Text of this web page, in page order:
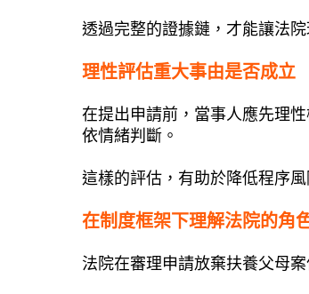
透過完整的證據鏈，才能讓法
理性評估重大事由是否成立
在提出申請前，當事人應先理
依情緒判斷。
這樣的評估，有助於降低程序
在制度框架下理解法院的角
法院在審理申請放棄扶養父母